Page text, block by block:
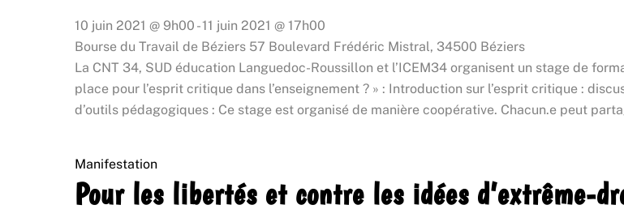
10 juin 2021 @ 9h00 -11 juin 2021 @ 17h00
Bourse du Travail de Béziers 57 Boulevard Frédéric Mistral, 34500 Béziers
La CNT 34, SUD éducation Languedoc-Roussillon et l’ICEM34 organisent un stage de
place pour l’esprit critique dans l’enseignement ? » : Introduction sur l’esprit critique :
d’outils pédagogiques : Ce stage est organisé de manière coopérative. Chacun.e peut
Manifestation
Pour les libertés et contre les idées d’extrême-